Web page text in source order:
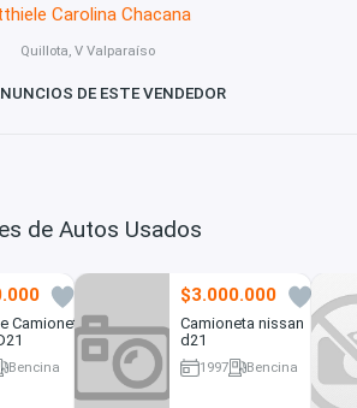
Carolina Chacana
Quillota, V Valparaíso
DE ESTE VENDEDOR
de Autos Usados
Camioneta
Bencina
$3.000.000
Camioneta nissan
d21
1997
Bencina